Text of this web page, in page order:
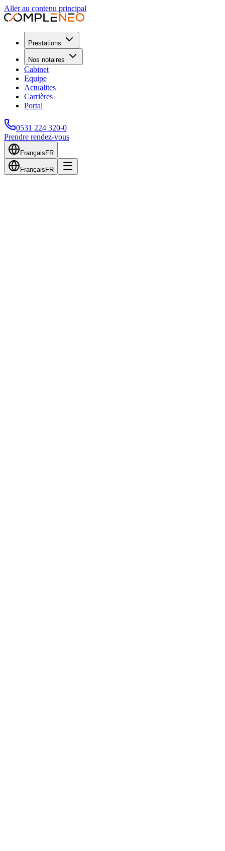
Aller au contenu principal
Prestations
Nos notaires
Cabinet
Equipe
Actualites
Carrières
Portal
0531 224 320-0
Prendre rendez-vous
Français FR
Français FR